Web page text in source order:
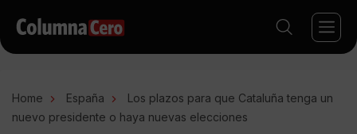
Home España
Los plazos para que Cataluña tenga un
nuevo presidente o haya nuevas elecciones